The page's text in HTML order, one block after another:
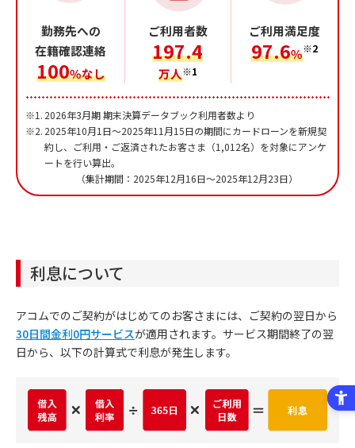
勤務先への
在籍確認連絡
100％なし
ご利用者数
197.4
万人※1
ご利用満足度
97.6％※2
※1. 2026年3月期 期末決算データブック利用者数より
※2. 2025年10月1日～2025年11月15日の期間にカードローンを新規契
約し、
ご利用・ご返済されたお客さま（1,012名）を対象にアンケ
ートを行い算出。
（集計期間：2025年12月16日～2025年12月23日）
利息について
アコムでのご契約がはじめてのお客さまには、ご契約の翌日から
30日間金利0円サービスが適用されます。サービス期間終了の翌
日から、以下の計算式で利息が発生します。